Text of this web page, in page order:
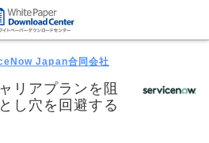
Japan合同会社
リアプランを阻
し穴を回避する